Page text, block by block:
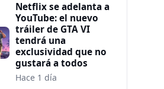
Netflix se adelanta a
YouTube: el nuevo
tráiler de GTA VI
tendrá una
exclusividad que no
gustará a todos
Hace 1 día